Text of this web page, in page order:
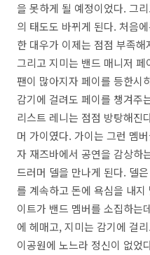
을 못하게 될 예정이었다. 그
의 태도도 바뀌게 된다. 처음
한 대우가 이제는 점점 부족
그리고 지미는 밴드 매니저
팬이 많아지자 페이를 등한시
감기에 걸려도 페이를 챙겨주
리스트 레니는 점점 방탕해진
머 가이였다. 가이는 그런 멤
자 재즈바에서 공연을 감상하
드러머 델을 만나게 된다. 델
를 계속하고 돈에 욕심을 내
이트가 밴드 멤버를 소집하는
에 헤매고, 지미는 감기에 걸
이공원에 노느라 정신이 없었